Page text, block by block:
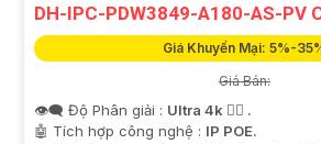
DH-IPC-PDW3849-A180-AS-PV
Giá Khuyến Mại: 5%-
Giá Bán:
👁️‍🗨 Độ Phân giải : Ultra 4k 👍🏾 .
🤖️ Tích hợp công nghệ : IP POE.